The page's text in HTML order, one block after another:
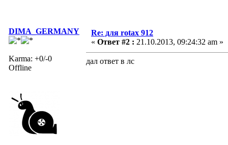
DIMA_GERMANY
Karma: +0/-0
Offline
Re: для rotax 912
« Ответ #2 : 21.10.2013, 09:24:32 am »
дал ответ в лс